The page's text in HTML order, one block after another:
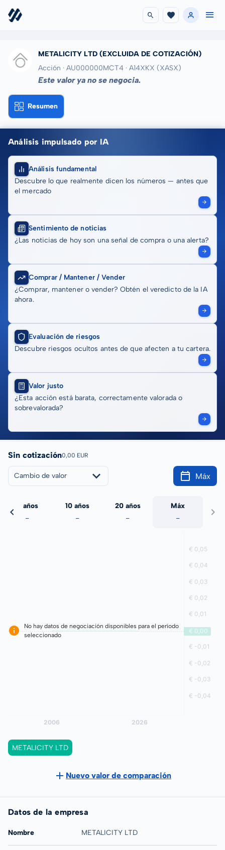
METALICITY LTD (EXCLUIDA DE COTIZACIÓN)
Acción · AU000000MCT4 · A14XKX (XASX)
Este valor ya no se negocia.
Resumen
Análisis impulsado por IA
Análisis fundamental
Descubre lo que realmente dicen los números — antes que
el mercado
Sentimiento de noticias
¿Las noticias de hoy son una señal de compra o una alerta?
Comprar / Mantener / Vender
¿Comprar, mantener o vender? Obtén el veredicto de la IA
ahora.
Evaluación de riesgos
Descubre riesgos ocultos antes de que afecten a tu cartera.
Valor justo
¿Esta acción está barata, correctamente valorada o
sobrevalorada?
Sin cotización0,00 EUR
Cambio de valor Máx
5 años
-
10 años
-
20 años
-
Máx
-
No hay datos de negociación disponibles para el período
seleccionado
METALICITY LTD
Nuevo valor de comparación
Datos de la empresa
Nombre METALICITY LTD